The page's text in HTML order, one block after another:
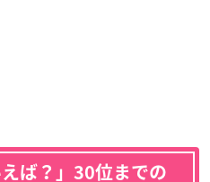
えば？」30位までの